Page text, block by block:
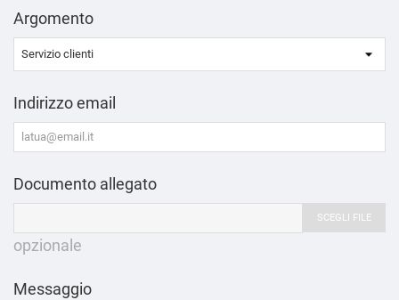
Argomento
Indirizzo email
Documento allegato
SCEGLI FILE
opzionale
Messaggio